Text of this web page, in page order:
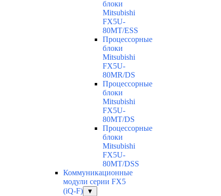
блоки
Mitsubishi
FX5U-
80MT/ESS
Процессорные
блоки
Mitsubishi
FX5U-
80MR/DS
Процессорные
блоки
Mitsubishi
FX5U-
80MT/DS
Процессорные
блоки
Mitsubishi
FX5U-
80MT/DSS
Коммуникационные
модули серии FX5
(iQ-F)
▼